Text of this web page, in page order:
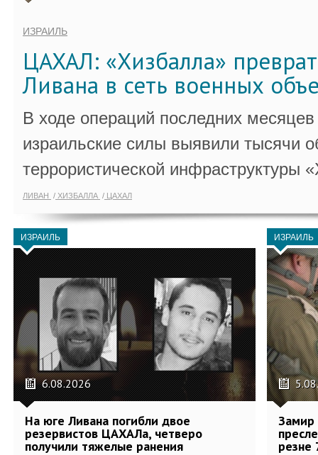
ИЗРАИЛЬ
ЦАХАЛ: «Хизбалла»
Ливана в сеть военных
В ходе операций последних
израильские силы выявили тысячи
террористической инфраструктуры
ЛИВАН ХИЗБАЛЛА ЦАХАЛ
ИЗРАИЛЬ
6.08.2026
На юге Ливана погибли двое
резервистов ЦАХАЛа, четверо
получили тяжелые ранения
ИЗРАИЛЬ
Замир
резне